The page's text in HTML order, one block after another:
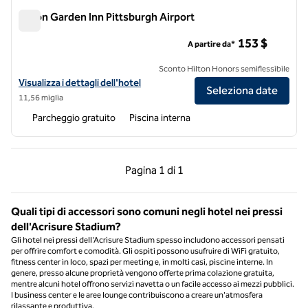
Hilton Garden Inn Pittsburgh Airport
Visualizza i dettagli dell'hotel Hilton Garden Inn Pittsburgh Airport
Visualizza i dettagli dell'hotel
11,56 miglia
A partire da* 153 $
Sconto Hilton Honors semiflessibile
Seleziona date
Parcheggio gratuito Piscina interna
Pagina 1 di 1
Pagina precedente, 1 di 1
Pagina 1 di 1
Quali tipi di accessori sono comuni negli hotel nei pressi
dell'Acrisure Stadium?
Gli hotel nei pressi dell'Acrisure Stadium spesso includono accessori pensati
per offrire comfort e comodità. Gli ospiti possono usufruire di WiFi gratuito,
fitness center in loco, spazi per meeting e, in molti casi, piscine interne. In
genere, presso alcune proprietà vengono offerte prima colazione gratuita,
mentre alcuni hotel offrono servizi navetta o un facile accesso ai mezzi pubblici.
I business center e le aree lounge contribuiscono a creare un'atmosfera
rilassante e produttiva.